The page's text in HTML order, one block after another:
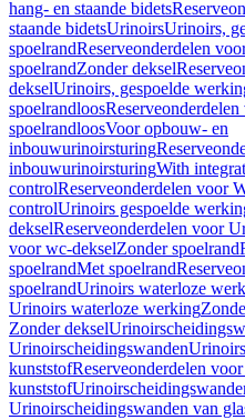
hang- en staande bidets
staande bidetsUrinoirsUrinoirs,
spoelrandReserveonderdelen
spoelrandZonder deksel
dekselUrinoirs, gespoelde
spoelrandloos
spoelrandloosVoor opbouw- en
inbouwurinoirsturing
inbouwurinoirsturingWith
controlReserveonderdelen voor
controlUrinoirs gespoelde
dekselReserveonderdelen voor
voor wc-dekselZonder spoelrand
spoelrandMet spoelrand
spoelrandUrinoirs waterloze
Urinoirs waterloze werking
Zonder deksel
Urinoirscheidingswanden
kunststofReserveonderdelen
kunststof
Urinoirscheidingswanden van